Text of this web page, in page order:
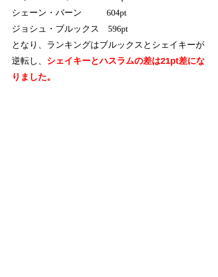
シェーン・バーン 604pt
ジョシュ・ブルックス 596pt
となり、ランキングはブルックスとシェイキーが
逆転し、 シェイキーとハスラムの差は21pt差にな
りました。